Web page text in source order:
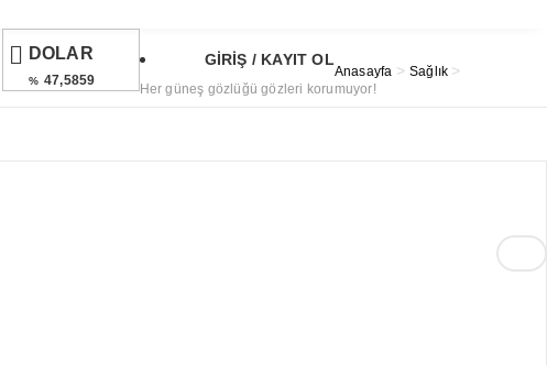
DOLAR
% 47,5859
GİRİŞ / KAYIT OL
Anasayfa >Sağlık >
Her güneş gözlüğü gözleri korumuyor!